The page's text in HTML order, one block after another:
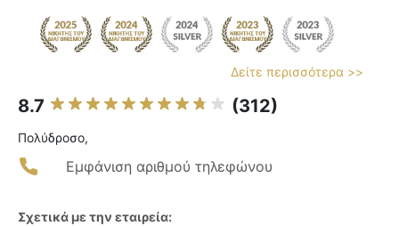
Δείτε περισσότερα >>
8.7 (312)
Πολύδροσο,
Εμφάνιση αριθμού τηλεφώνου
Σχετικά με την εταιρεία: